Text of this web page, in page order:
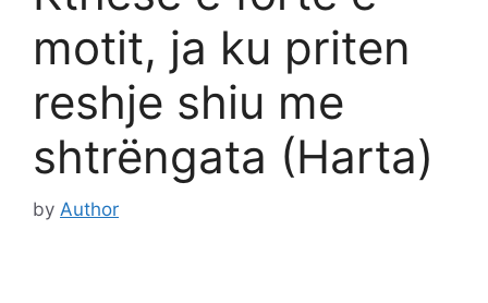
motit, ja ku priten
reshje shiu me
shtrëngata (Harta)
by Author